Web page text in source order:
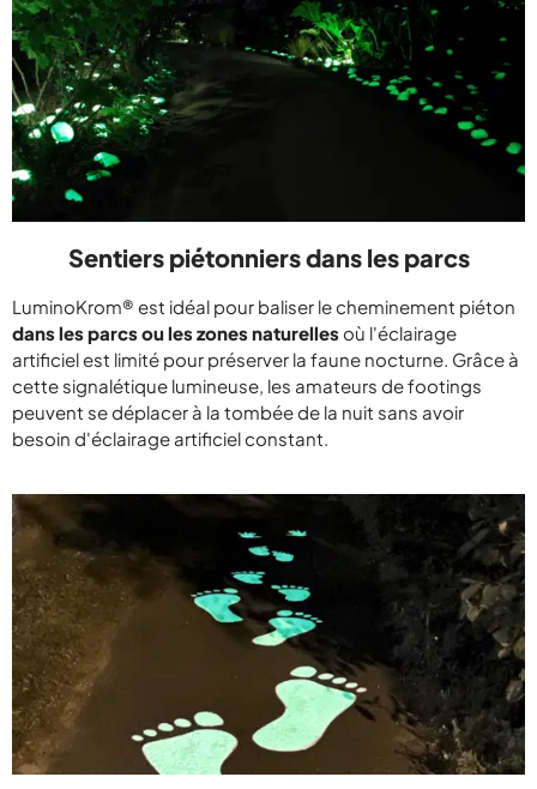
Sentiers piétonniers dans les parcs
LuminoKrom® est idéal pour baliser le cheminement piéton
dans les parcs ou les zones naturellesoù l'éclairage
artificiel est limité pour préserver la faune nocturne. Grâce à
cette signalétique lumineuse, les amateurs de footings
peuvent se déplacer à la tombée de la nuit sans avoir
besoin d'éclairage artificiel constant.